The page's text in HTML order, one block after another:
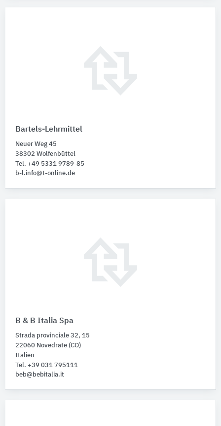
Bartels-Lehrmittel
Neuer Weg 45
38302 Wolfenbüttel
Tel. +49 5331 9789-85
b-l.info@t-online.de
B & B Italia Spa
Strada provinciale 32, 15
22060 Novedrate (CO)
Italien
Tel. +39 031 795111
beb@bebitalia.it